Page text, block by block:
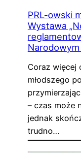
PRL-owski
Wystawa
Coraz więcej
młodszego
– czas może
jednak
trudno…